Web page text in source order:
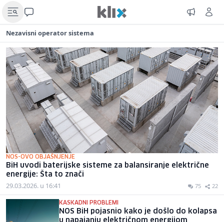
Nezavisni operator sistema
NOS-OVO OBJAŠNJENJE
BiH uvodi baterijske sisteme za balansiranje električne
energije: Šta to znači
29.03.2026. u 16:41 75 22
KASKADNI PROBLEMI
NOS BiH pojasnio kako je došlo do kolapsa
u napajanju električnom energijom